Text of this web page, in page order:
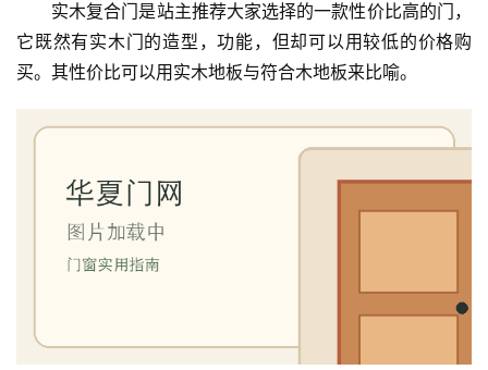
实木复合门是站主推荐大家选择的一款性价比高的门，
它既然有实木门的造型，功能，但却可以用较低的价格购
买。其性价比可以用实木地板与符合木地板来比喻。